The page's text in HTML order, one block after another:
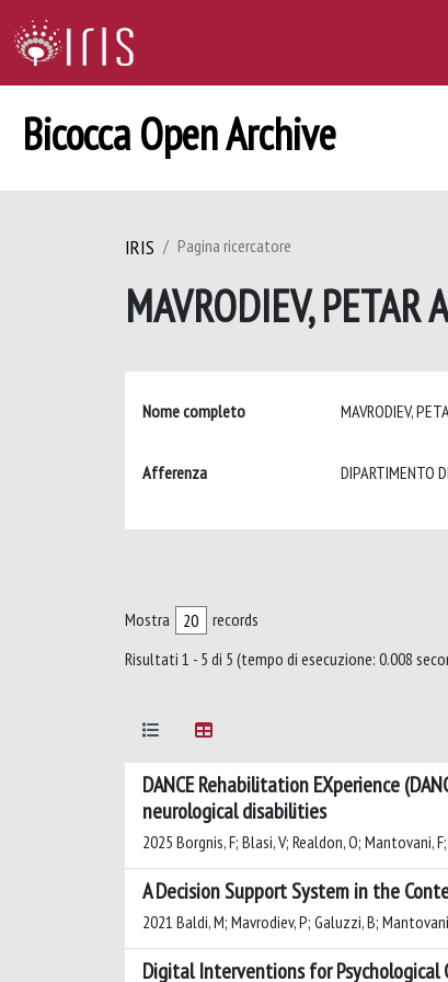
Bicocca Open Archive
IRIS Pagina ricercatore
MAVRODIEV, PETAR
Nome completo MAVRODIEV,
Afferenza DIPARTIMENTO
Mostra
records
Risultati 1 - 5 di 5 (tempo di esecuzione: 0.008
DANCE Rehabilitation EXperience
neurological disabilities
2025 Borgnis, F; Blasi, V; Realdon, O; Mantovani,
A Decision Support System in the
2021 Baldi, M; Mavrodiev, P; Galuzzi, B;
Digital Interventions for Psychological